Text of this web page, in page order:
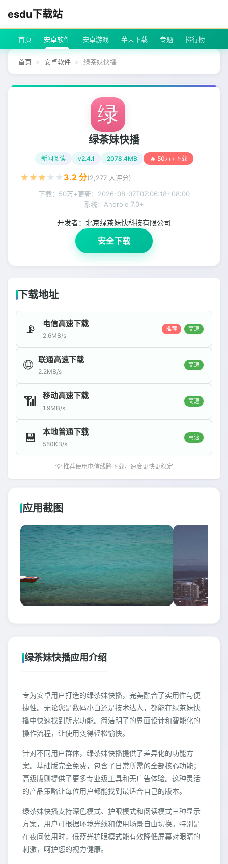
esdu下载站
首页 安卓软件 安卓游戏 苹果下载 专题 排行榜
首页 安卓软件 绿茶妹快播
绿茶妹快播
新闻阅读 v2.4.1 2078.4MB 🔥 50万+下载
★ ★ ★ ★ ★ 3.2 分(2,277 人评分)
下载：50万+更新： 2026-08-07T07:06:18+08:00
系统：Android 7.0+
开发者： 北京绿茶妹快科技有限公司
安全下载
下载地址
📡 电信高速下载
2.6MB/s
推荐 高速
🌐 联通高速下载
2.2MB/s
高速
📶 移动高速下载
1.9MB/s
高速
💾 本地普通下载
550KB/s
高速
💡 推荐使用电信线路下载，速度更快更稳定
应用截图
绿茶妹快播应用介绍
专为安卓用户打造的绿茶妹快播，完美融合了实用性与便
捷性。无论您是数码小白还是技术达人，都能在绿茶妹快
播中快速找到所需功能。简洁明了的界面设计和智能化的
操作流程，让使用变得轻松愉快。
针对不同用户群体，绿茶妹快播提供了差异化的功能方
案。基础版完全免费，包含了日常所需的全部核心功能；
高级版则提供了更多专业级工具和无广告体验。这种灵活
的产品策略让每位用户都能找到最适合自己的版本。
绿茶妹快播支持深色模式、护眼模式和阅读模式三种显示
方案，用户可根据环境光线和使用场景自由切换。特别是
在夜间使用时，低蓝光护眼模式能有效降低屏幕对眼睛的
刺激，呵护您的视力健康。